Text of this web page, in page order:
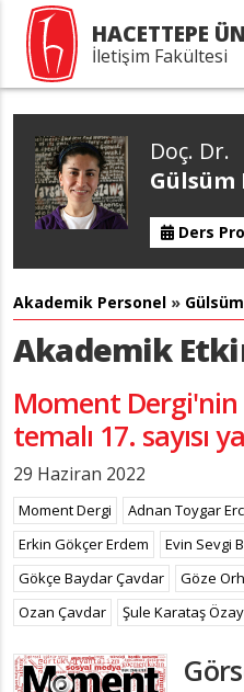
HACETTEPE
İletişim Fakültesi
Doç. Dr.
Gülsüm
Ders
Akademik Personel »
Akademik
Moment
temalı 17. sayısı
29 Haziran 2022
Moment Dergi Adnan Toygar
Erkin Gökçer Erdem
Evin Sevgi
Gökçe Baydar Çavdar
Göze
Ozan Çavdar
Şule Karataş